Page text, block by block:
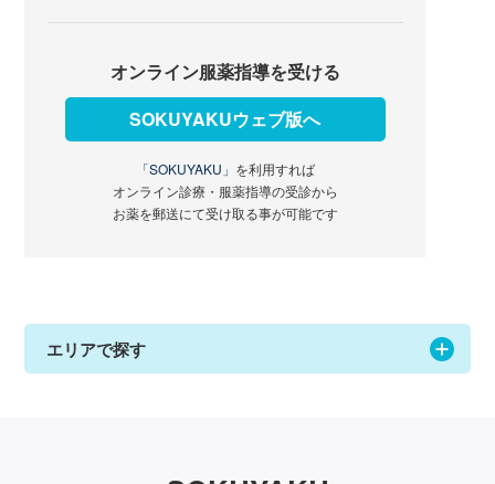
オンライン服薬指導を受ける
SOKUYAKUウェブ版へ
「SOKUYAKU」 を利用すれば
オンライン診療・服薬指導の受診から
お薬を郵送にて受け取る事が可能です
エリアで探す